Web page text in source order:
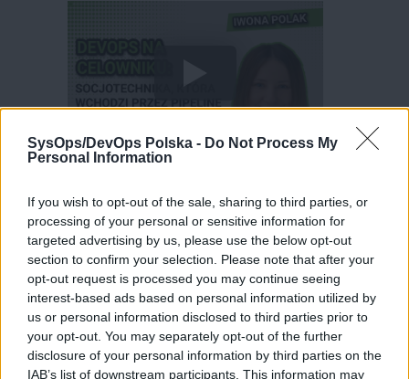
SysOps/DevOps Polska - Do Not Process My
Personal Information
If you wish to opt-out of the sale, sharing to third parties, or
processing of your personal or sensitive information for
targeted advertising by us, please use the below opt-out
section to confirm your selection. Please note that after your
opt-out request is processed you may continue seeing
interest-based ads based on personal information utilized by
us or personal information disclosed to third parties prior to
your opt-out. You may separately opt-out of the further
disclosure of your personal information by third parties on the
IAB’s list of downstream participants. This information may
[#665] DevOps na celowniku: